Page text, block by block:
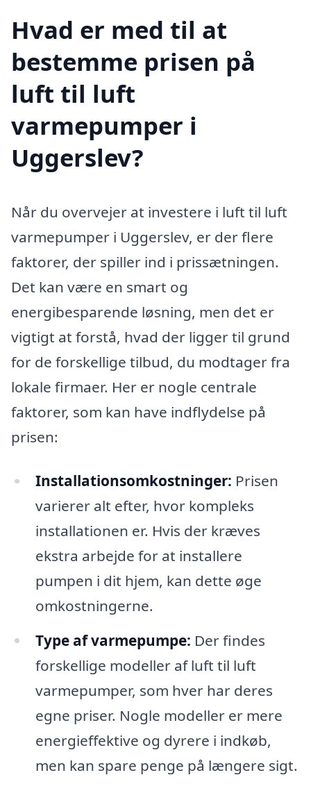
Hvad er med til at
bestemme prisen på
luft til luft
varmepumper i
Uggerslev?
Når du overvejer at investere i luft til luft
varmepumper i Uggerslev, er der flere
faktorer, der spiller ind i prissætningen.
Det kan være en smart og
energibesparende løsning, men det er
vigtigt at forstå, hvad der ligger til grund
for de forskellige tilbud, du modtager fra
lokale firmaer. Her er nogle centrale
faktorer, som kan have indflydelse på
prisen:
Installationsomkostninger: Prisen
varierer alt efter, hvor kompleks
installationen er. Hvis der kræves
ekstra arbejde for at installere
pumpen i dit hjem, kan dette øge
omkostningerne.
Type af varmepumpe: Der findes
forskellige modeller af luft til luft
varmepumper, som hver har deres
egne priser. Nogle modeller er mere
energieffektive og dyrere i indkøb,
men kan spare penge på længere sigt.